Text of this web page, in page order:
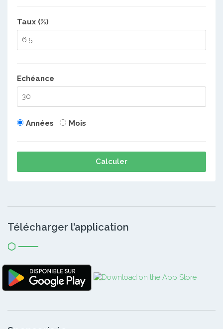
Taux (%)
Echéance
Années Mois
Calculer
Télécharger l’application